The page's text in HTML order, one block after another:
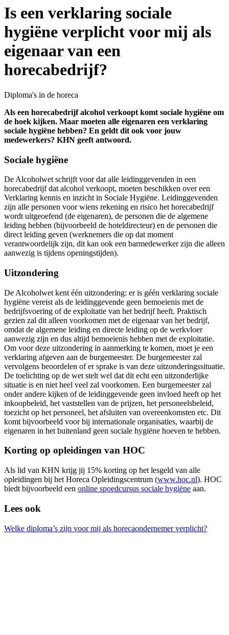
Is een verklaring sociale
hygiëne verplicht voor mij als
eigenaar van een
horecabedrijf?
Diploma's in de horeca
Als een horecabedrijf alcohol verkoopt komt sociale hygiëne om
de hoek kijken. Maar moeten alle eigenaren een verklaring
sociale hygiëne hebben? En geldt dit ook voor jouw
medewerkers? KHN geeft antwoord.
Sociale hygiëne
De Alcoholwet schrijft voor dat alle leidinggevenden in een
horecabedrijf dat alcohol verkoopt, moeten beschikken over een
Verklaring kennis en inzicht in Sociale Hygiëne. Leidinggevenden
zijn alle personen voor wiens rekening en risico het horecabedrijf
wordt uitgeoefend (de eigenaren), de personen die de algemene
leiding hebben (bijvoorbeeld de hoteldirecteur) en de personen die
direct leiding geven (werknemers die op dat moment
verantwoordelijk zijn, dit kan ook een barmedewerker zijn die alleen
aanwezig is tijdens openingstijden).
Uitzondering
De Alcoholwet kent één uitzondering: er is géén verklaring sociale
hygiëne vereist als de leidinggevende geen bemoeienis met de
bedrijfsvoering of de exploitatie van het bedrijf heeft. Praktisch
gezien zal dit alleen voorkomen met de eigenaar van het bedrijf,
omdat de algemene leiding en directe leiding op de werkvloer
aanwezig zijn en dus altijd bemoeienis hebben met de exploitatie.
Om voor deze uitzondering in aanmerking te komen, moet je een
verklaring afgeven aan de burgemeester. De burgemeester zal
vervolgens beoordelen of er sprake is van deze uitzonderingssituatie.
De toelichting op de wet stelt wel dat dit echt een uitzonderlijke
situatie is en niet heel veel zal voorkomen. Een burgemeester zal
onder andere kijken of de leidinggevende geen invloed heeft op het
inkoopbeleid, het vaststellen van de prijzen, het personeelsbeleid,
toezicht op het personeel, het afsluiten van overeenkomsten etc. Dit
komt bijvoorbeeld voor bij internationale organisaties, waarbij de
eigenaren in het buitenland geen sociale hygiëne hoeven te hebben.
Korting op opleidingen van HOC
Als lid van KHN krijg jij 15% korting op het lesgeld van alle
opleidingen bij het Horeca Opleidingscentrum (www.hoc.nl). HOC
biedt bijvoorbeeld een online spoedcursus sociale hygiëne aan.
Lees ook
Welke diploma’s zijn voor mij als horecaondernemer verplicht?